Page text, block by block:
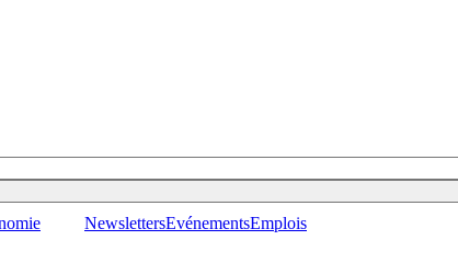
NewslettersEvénementsEmplois